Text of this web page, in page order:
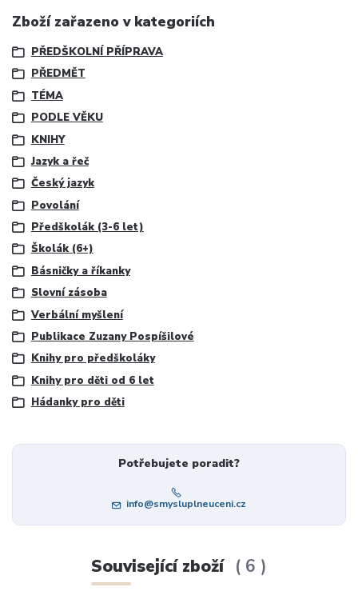
Zboží zařazeno v kategoriích
PŘEDŠKOLNÍ PŘÍPRAVA
PŘEDMĚT
TÉMA
PODLE VĚKU
KNIHY
Jazyk a řeč
Český jazyk
Povolání
Předškolák (3-6 let)
Školák (6+)
Básničky a říkanky
Slovní zásoba
Verbální myšlení
Publikace Zuzany Pospíšilové
Knihy pro předškoláky
Knihy pro děti od 6 let
Hádanky pro děti
Potřebujete poradit?
info@smysluplneuceni.cz
Související zboží 6